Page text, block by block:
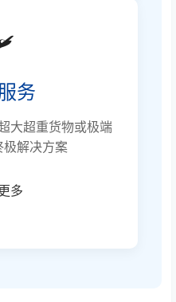
务
大超重货物或极端
极解决方案
多